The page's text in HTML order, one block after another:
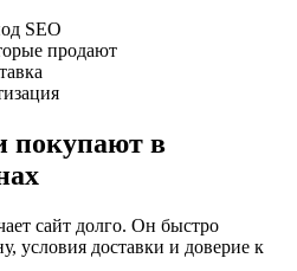
SEO
продают
покупают в
сайт долго. Он быстро
условия доставки и доверие к